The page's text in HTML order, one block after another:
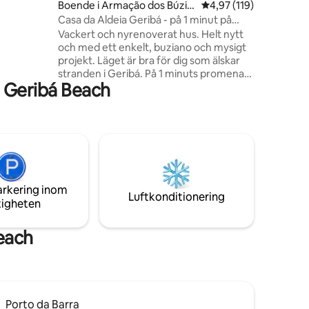
Boende i Armação dos Búzio
s
4,97 av 5 i
4,97 (119)
Casa da Aldeia Geribá - på 1 minut på
stranden
Vackert och nyrenoverat hus. Helt nytt
och med ett enkelt, buziano och mysigt
projekt. Läget är bra för dig som älskar
stranden i Geribá. På 1 minuts promenad
har vi redan fot i sanden! Vi har tält- och
strandstolar. Huset har 1 badrum, 1
dröm som går i uppfyllelse att ha det så
gott att välkomna våra gäster. Vi
förbereder alltid det bästa.
Beach
inom
Luftkonditionering
Porto da Barra